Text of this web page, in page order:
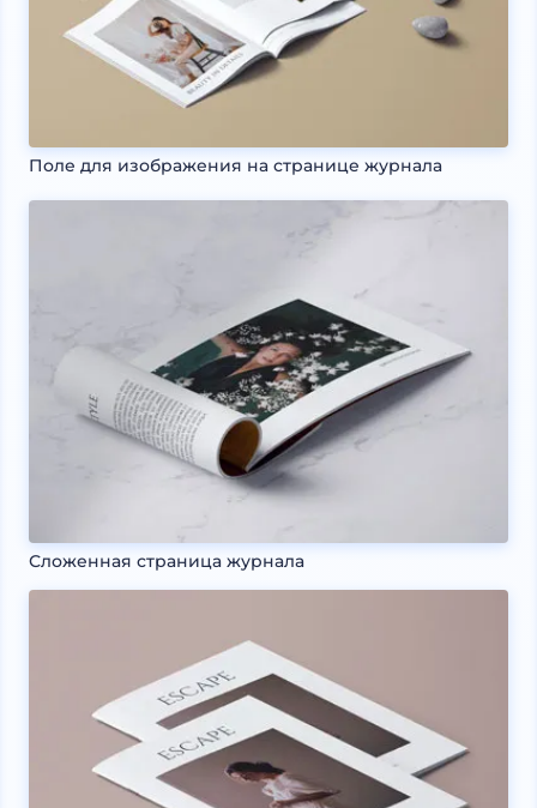
Поле для изображения на странице журнала
Сложенная страница журнала